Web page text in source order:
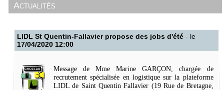
Actualités
LIDL St Quentin-Fallavier propose des jobs d'été - le
17/04/2020 12:00
Message de Mme Marine GARÇON, chargée de
recrutement spécialisée en logistique sur la plateforme
LIDL de Saint Quentin Fallavier (19 Rue de Bretagne,